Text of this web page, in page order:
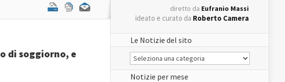
di soggiorno, e
diretto da Eufranio Massi
ideato e curato da Roberto Camera
Le Notizie del sito
Le
Notizie
del
sito
Notizie per mese